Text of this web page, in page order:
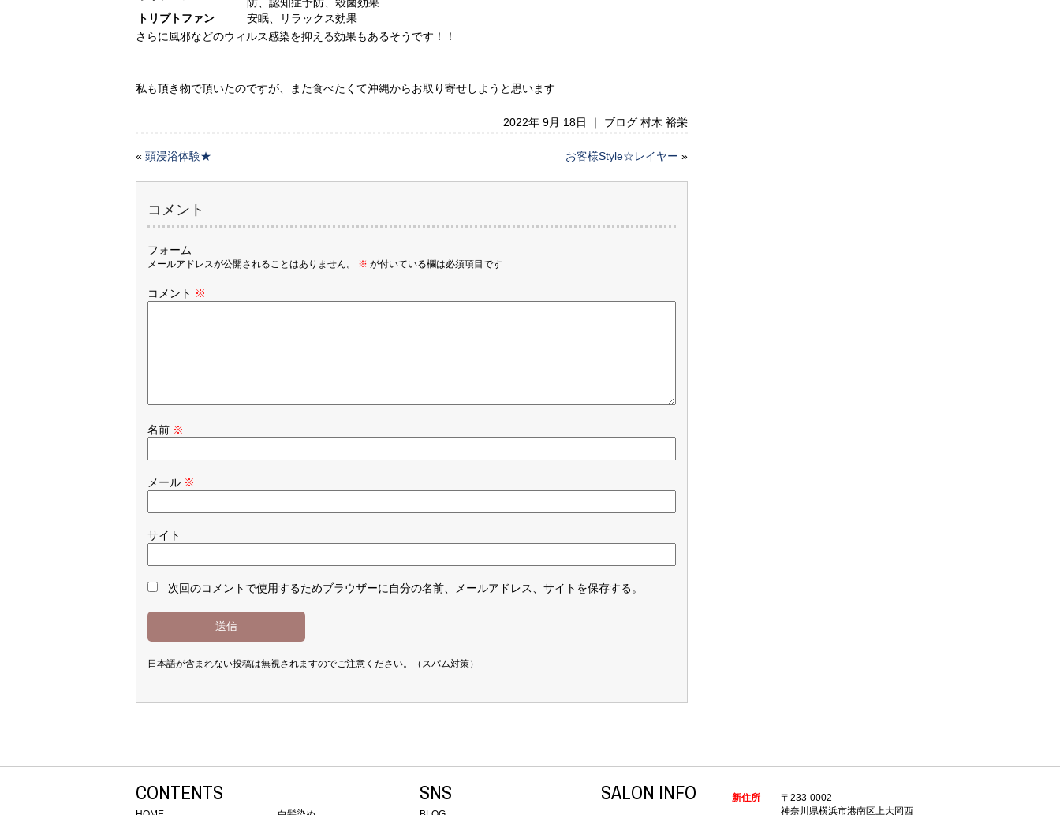
トリプトファン
安眠、リラックス効果
さらに風邪などのウィルス感染を抑える効果もあるそうです！！
私も頂き物で頂いたのですが、また食べたくて沖縄からお取り寄せしようと思います
2022年 9月 18日 ｜ ブログ 村木 裕栄
« 頭浸浴体験★ お客様Style☆レイヤー »
コメント
フォーム
メールアドレスが公開されることはありません。 ※ が付いている欄は必須項目です
コメント ※
名前 ※
メール ※
サイト
次回のコメントで使用するためブラウザーに自分の名前、メールアドレス、サイトを保存する。
日本語が含まれない投稿は無視されますのでご注意ください。（スパム対策）
CONTENTS SNS SALON INFO 新住所
〒233-0002
神奈川県横浜市港南区上大岡西